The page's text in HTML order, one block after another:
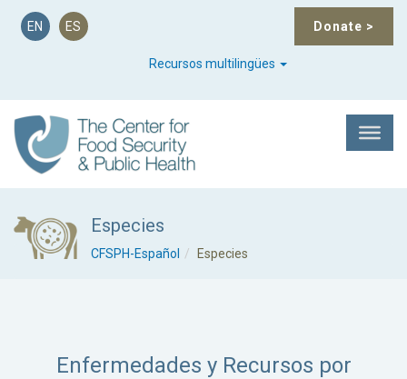
Donate >
EN ES
Recursos multilingües
Especies
CFSPH-Español Especies
Enfermedades y Recursos por